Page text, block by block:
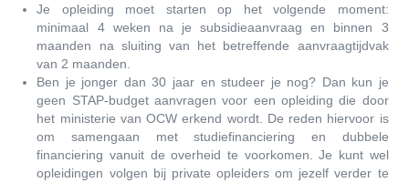
Je opleiding moet starten op het volgende moment:
minimaal 4 weken na je subsidieaanvraag en binnen 3
maanden na sluiting van het betreffende aanvraagtijdvak
van 2 maanden.
Ben je jonger dan 30 jaar en studeer je nog? Dan kun je
geen STAP-budget aanvragen voor een opleiding die door
het ministerie van OCW erkend wordt. De reden hiervoor is
om samengaan met studiefinanciering en dubbele
financiering vanuit de overheid te voorkomen. Je kunt wel
opleidingen volgen bij private opleiders om jezelf verder te